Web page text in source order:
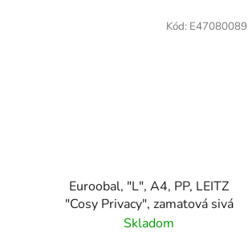
Euroobal, "L", A4, PP, LEITZ
"Cosy Privacy", zamatová sivá
Skladom
Kód: E47080089